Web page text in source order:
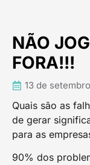
NÃO
FORA!!!
13 de
Quais são as
de gerar
para as
90% dos